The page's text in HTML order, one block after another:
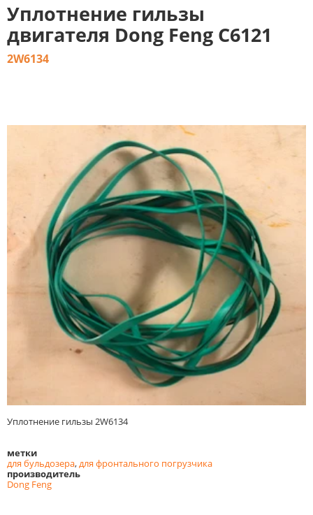
Уплотнение гильзы
двигателя Dong Feng C6121
2W6134
Уплотнение гильзы 2W6134
метки
для бульдозера,для фронтального погрузчика
производитель
Dong Feng